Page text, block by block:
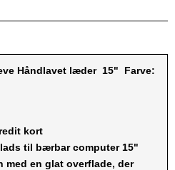
Håndlavet læder 15" Farve:
kort
til bærbar computer 15"
med en glat overflade, der